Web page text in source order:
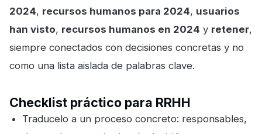
2024, recursos humanos para 2024, usuarios
han visto, recursos humanos en 2024 y retener,
siempre conectados con decisiones concretas y no
como una lista aislada de palabras clave.
Checklist práctico para RRHH
Traducelo a un proceso concreto: responsables,